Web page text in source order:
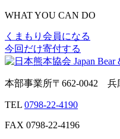
WHAT YOU CAN DO
くまもり会員になる
今回だけ寄付する
本部事業所〒662-0042 兵
TEL 0798-22-4190
FAX 0798-22-4196